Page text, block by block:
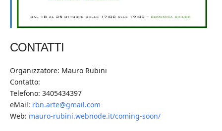
CONTATTI
Organizzatore: Mauro Rubini
Contatto:
Telefono: 3405434397
eMail: rbn.arte@gmail.com
Web: mauro-rubini.webnode.it/coming-soon/